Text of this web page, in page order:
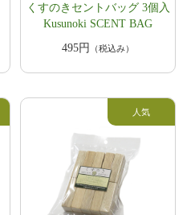
くすのきセントバッグ 3個入
Kusunoki SCENT BAG
495円
（税込み）